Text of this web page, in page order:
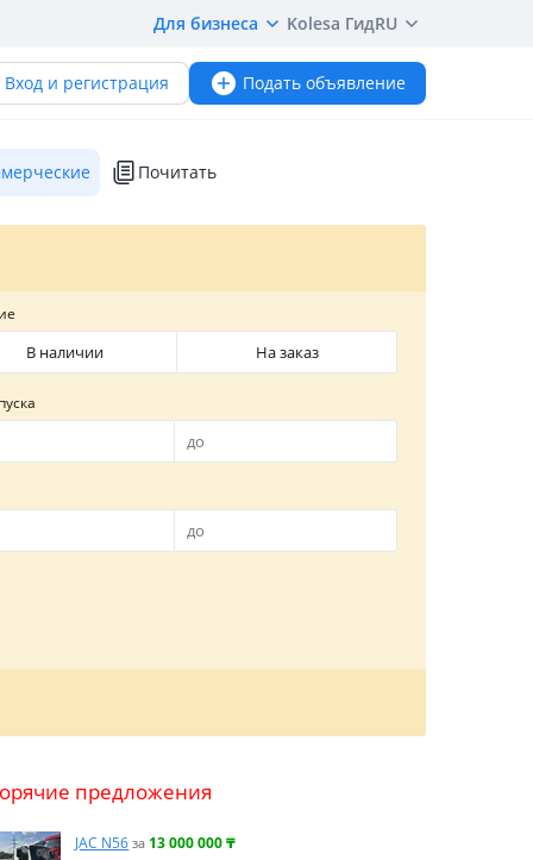
Для бизнеса Kolesa ГидRU
Вход и регистрация Подать объявление
Почитать
В наличии На заказ
предложения
JAC N56 за 13 000 000₸